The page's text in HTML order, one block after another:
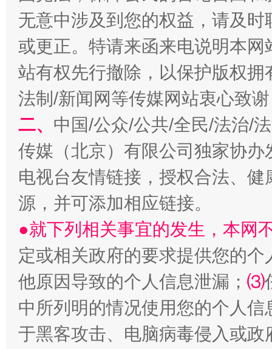
阿坝州三大球赛在茂县开幕 规模
国家大学科技园优化重塑工作
无意中涉及到您的权益，请及
或更正。特请来函来电说明本
站有权先行撤除，以保护版权
法制/新闻网等传媒网站衷心致
二、 中国/公众/公共/全民/法治/
传媒（北京）有限公司独家协
电视台友情链接，授权合法、
源，并可添加相应链接。
●就下列相关事宜的发生，本网
定或相关政府的要求提供您的个
他原因导致的个人信息泄漏； ⑶
中所列明的情况使用您的个人
于黑客攻击、电脑病毒侵入或